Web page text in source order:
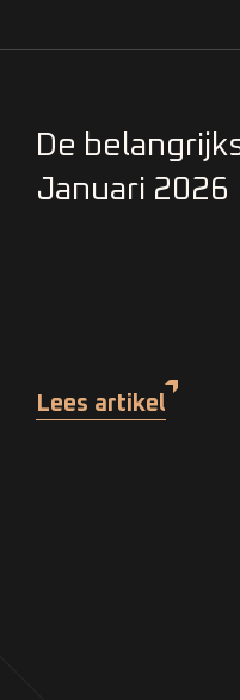
De
Januari 2026
Lees artikel